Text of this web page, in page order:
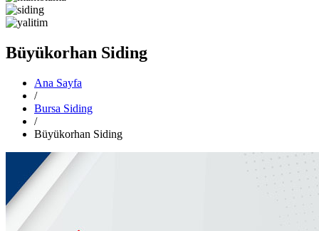
Büyükorhan Siding
Ana Sayfa
/
Bursa Siding
/
Büyükorhan Siding